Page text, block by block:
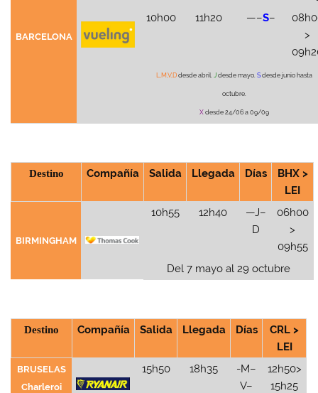
BARCELONA
10h00
11h20 —–S–
>
L,M,V,Ddesde abril. Jdesde mayo. Sdesde junio hasta
octubre.
Xdesde 24/06 a 09/09
Destino Compañía Salida Llegada Días
BHX >
LEI
BIRMINGHAM
10h55 12h40
—J–
D
06h00
>
09h55
Del 7 mayo al 29 octubre
Destino Compañía Salida Llegada Días
CRL >
LEI
BRUSELAS
Charleroi
15h50 18h35
-M–
V–
12h50>
15h25